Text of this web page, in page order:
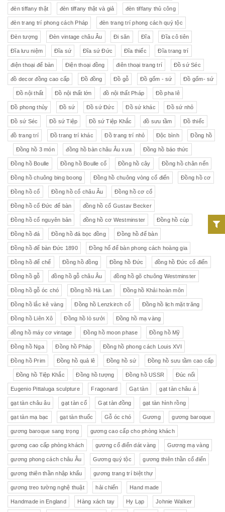
đèn tiffany thật đèn tiffany thật và giả đèn tiffany thủ công
đèn trang trí phong cách Pháp đèn trang trí phong cách quý tộc
Đèn tượng Đèn vintage châu Âu Đi săn Đĩa Đĩa cô tiên
Đĩa lưu niệm Đĩa sứ Đĩa sứ Đức Đĩa thiếc Đĩa trang trí
điện thoại để bàn Điện thoại đồng điên thoại trang trí Đồ sứ Séc
đồ decor đồng cao cấp Đồ đồng Đồ gỗ Đồ gốm - sứ Đồ gốm- sứ
Đồ nội thất Đồ nội thất lớn đồ nội thất Pháp Đồ pha lê
Đồ phong thủy Đồ sứ Đồ sứ Đức Đồ sứ khác Đồ sứ nhỏ
Đồ sứ Séc Đồ sứ Tiệp Đồ sứ Tiệp Khắc đồ sưu tầm Đồ thiếc
đồ trang trí Đồ trang trí khác Đồ trang trí nhỏ Độc bình Đồng hồ
Đồng hồ 3 món đồng hồ bàn châu Âu xưa Đồng hồ báo thức
Đồng hồ Boulle Đồng hồ Boulle cổ Đồng hồ cây Đồng hồ chân nến
Đồng hồ chuông bing boong Đồng hồ chuông vòng cổ điển Đồng hồ cơ
Đồng hồ cổ Đồng hồ cổ châu Âu Đồng hồ cơ cổ
Đồng hồ cổ Đức để bàn đồng hồ cổ Gustav Becker
Đồng hồ cổ nguyên bản đồng hồ cơ Westminster Đồng hồ cúp
Đồng hồ đá Đồng hồ đá bọc đồng Đồng hồ để bàn
Đồng hồ để bàn Đức 1890 Đồng hổ để bàn phong cách hoàng gia
Đồng hồ đế chế Đồng hồ đồng Đồng hồ Đức đồng hồ Đức cổ điển
Đồng hồ gỗ đồng hồ gỗ châu Âu đồng hồ gõ chuông Westminster
Đồng hồ gỗ óc chó Đồng hồ Hà Lan Đồng hồ Khải hoàn môn
Đồng hồ lắc kê vàng Đồng hồ Lenzkirch cổ Đồng hồ lịch mặt trăng
Đồng hồ Liên Xô Đồng hồ lò sưởi Đồng hồ mạ vàng
đồng hồ máy cơ vintage Đồng hồ moon phase Đồng hồ Mỹ
Đồng hồ Nga Đồng hồ Pháp Đồng hồ phong cách Louis XVI
Đồng hồ Prim Đồng hồ quả lê Đồng hồ sứ Đồng hồ sưu tầm cao cấp
Đồng hồ Tiệp Khắc Đồng hồ tượng Đồng hồ USSR Đúc nổi
Eugenio Pittaluga sculpture Fragonard Gạt tàn gạt tàn châu á
gạt tàn châu âu gạt tàn cổ Gạt tàn đồng gạt tàn hình rồng
gạt tàn mạ bạc gạt tàn thuốc Gỗ óc chó Gương gương baroque
gương baroque sang trọng gương cao cấp cho phòng khách
gương cao cấp phòng khách gương cổ điển dát vàng Gương mạ vàng
gương phong cách châu Âu Gương quý tộc gương thiên thần cổ điển
gương thiên thần nhập khẩu gương trang trí biệt thự
gương treo tường nghệ thuật hải chiến Hand made
Handmade in England Hàng xách tay Hy Lạp Johnie Walker